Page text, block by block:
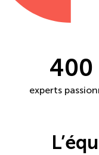
400
experts